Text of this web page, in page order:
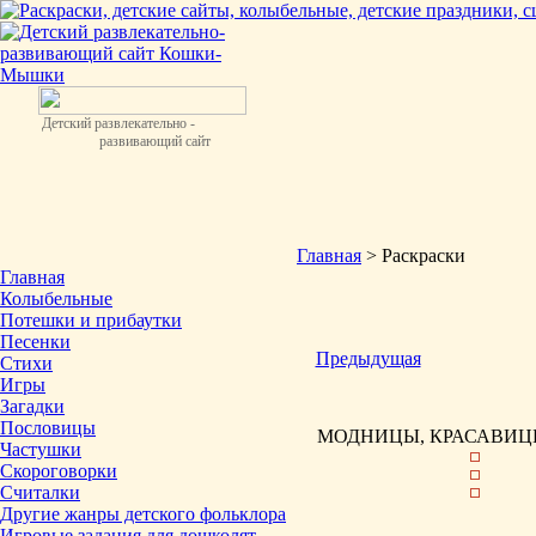
Детский развлекательно -
развивающий сайт
Главная
Колыбельные
Потешки и прибаутки
Песенки
Стихи
Игры
Загадки
Пословицы
Частушки
Скороговорки
Считалки
Другие жанры детского фольклора
Главная > Раскраски
Предыдущая
МОДНИЦЫ,